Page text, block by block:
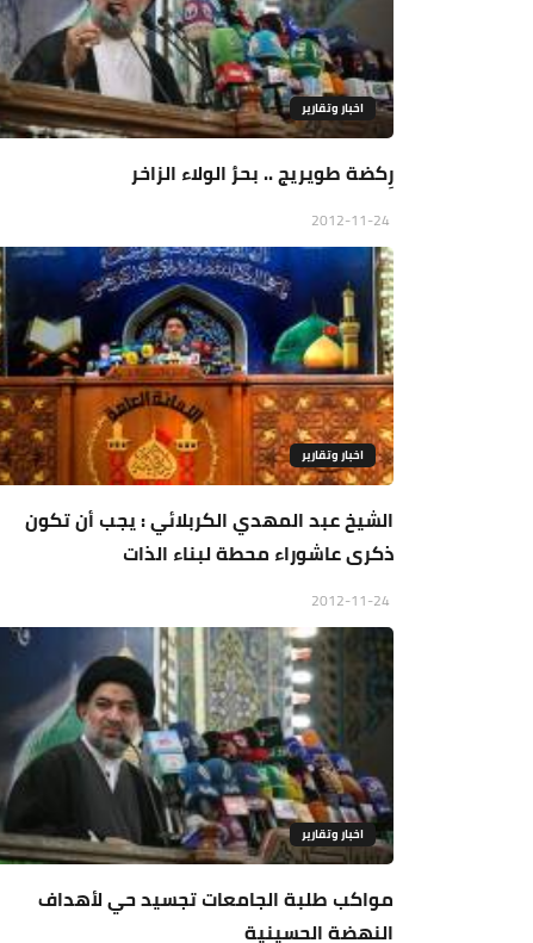
اخبار وتقارير
رِكضة طويريج .. بحرُ الولاء الزاخر
اخبار وتقارير
الشيخ عبد المهدي الكربلائي : يجب أن تكون
ذكرى عاشوراء محطة لبناء الذات
اخبار وتقارير
مواكب طلبة الجامعات تجسيد حي لأهداف
النهضة الحسينية